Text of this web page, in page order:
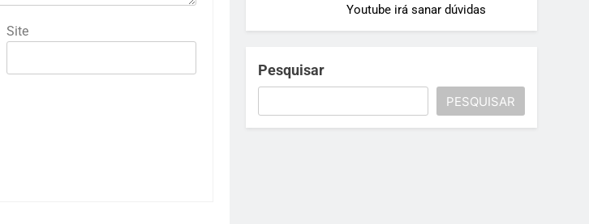
Site
Youtube irá sanar dúvidas
Pesquisar
PESQUISAR